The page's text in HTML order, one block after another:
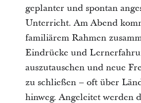
geplanter und spontan
Unterricht. Am Abend
familiärem Rahmen
Eindrücke und
auszutauschen und neue
zu schließen – oft über
hinweg. Angeleitet werden